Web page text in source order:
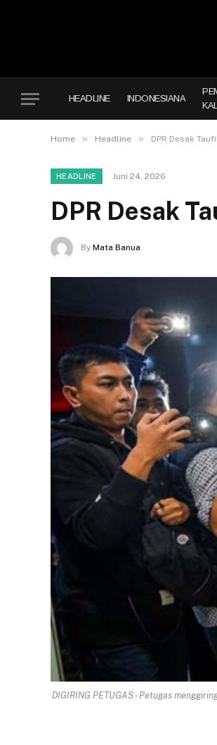
HEADLINE INDONESIANA
Home » Headline » DPR Desak
HEADLINE Juni 24, 2026
DPR Desak
By Mata Banua
DIGIRING PETUGAS - Petugas